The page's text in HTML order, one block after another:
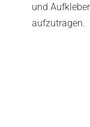
und
aufzutragen.